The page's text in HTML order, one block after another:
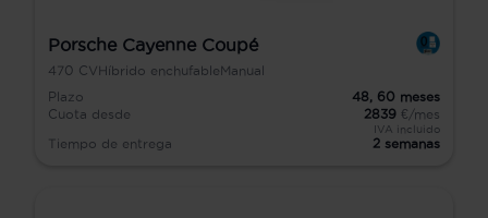
Porsche Cayenne Coupé
470 CV Híbrido enchufable Manual
Plazo
48, 60 meses
Cuota desde
2839 €/mes
IVA incluido
Tiempo de entrega 2 semanas